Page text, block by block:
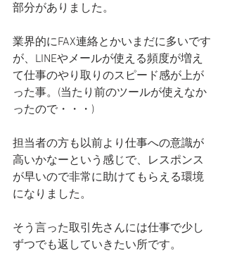
部分がありました。
業界的にFAX連絡とかいまだに多いです
が、LINEやメールが使える頻度が増え
て仕事のやり取りのスピード感が上が
った事。(当たり前のツールが使えなか
ったので・・・)
担当者の方も以前より仕事への意識が
高いかなーという感じで、レスポンス
が早いので非常に助けてもらえる環境
になりました。
そう言った取引先さんには仕事で少し
ずつでも返していきたい所です。